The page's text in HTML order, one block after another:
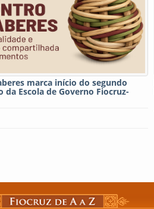
marca início do segundo
da Escola de Governo Fiocruz-